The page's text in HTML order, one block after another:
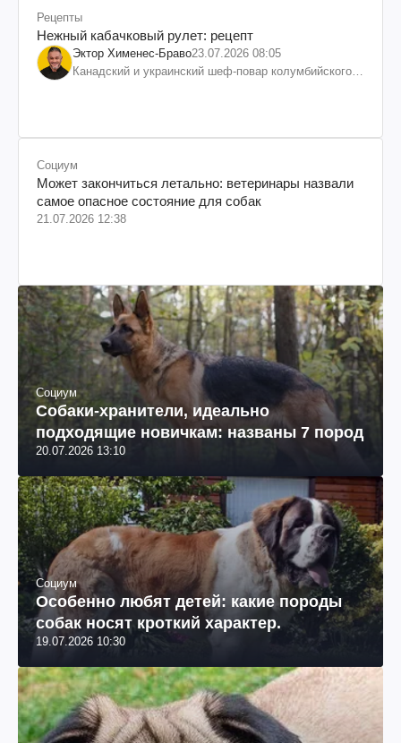
Рецепты
Нежный кабачковый рулет: рецепт
Эктор Хименес-Браво23.07.2026 08:05
Канадский и украинский шеф-повар колумбийского
Социум
Может закончиться летально: ветеринары назвали
самое опасное состояние для собак
21.07.2026 12:38
Социум
Собаки-хранители, идеально
подходящие новичкам: названы 7 пород
20.07.2026 13:10
Социум
Особенно любят детей: какие породы
собак носят кроткий характер.
19.07.2026 10:30